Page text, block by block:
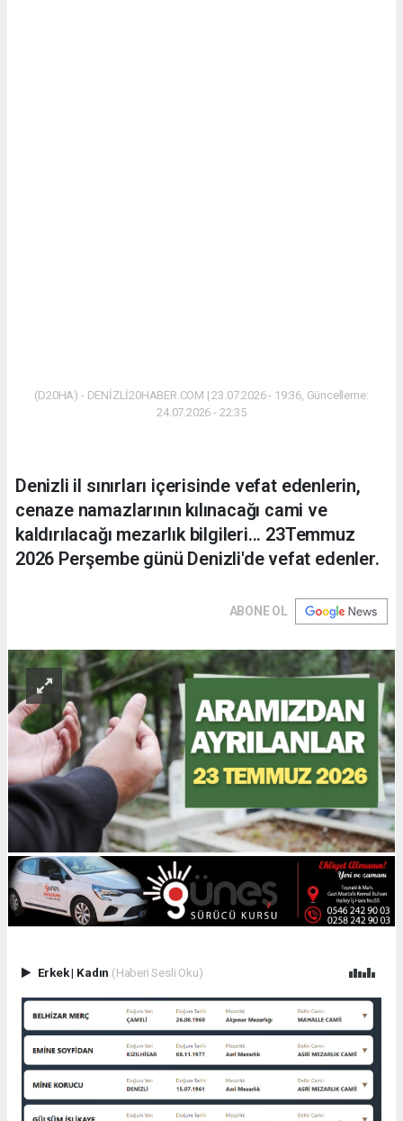
(D20HA) - DENİZLİ20HABER.COM | 23.07.2026 - 19:36, Güncelleme:
24.07.2026 - 22:35
Denizli il sınırları içerisinde vefat edenlerin,
cenaze namazlarının kılınacağı cami ve
kaldırılacağı mezarlık bilgileri... 23Temmuz
2026 Perşembe günü Denizli'de vefat edenler.
ABONE OL
Erkek| Kadın (Haberi Sesli Oku)